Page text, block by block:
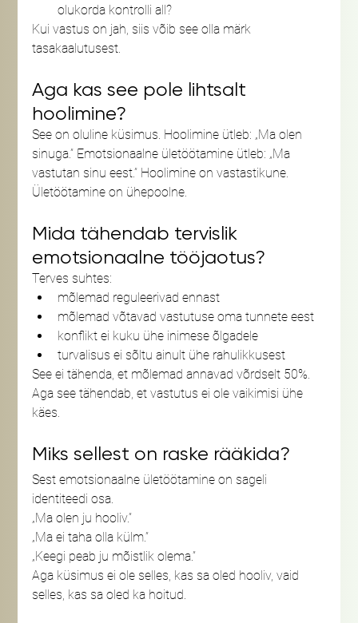
olukorda kontrolli all?
Kui vastus on jah, siis võib see olla märk
tasakaalutusest.
Aga kas see pole lihtsalt
hoolimine?
See on oluline küsimus. Hoolimine ütleb: „Ma olen
sinuga.” Emotsionaalne ületöötamine ütleb: „Ma
vastutan sinu eest.” Hoolimine on vastastikune.
Ületöötamine on ühepoolne.
Mida tähendab tervislik
emotsionaalne tööjaotus?
Terves suhtes:
mõlemad reguleerivad ennast
mõlemad võtavad vastutuse oma tunnete eest
konflikt ei kuku ühe inimese õlgadele
turvalisus ei sõltu ainult ühe rahulikkusest
See ei tähenda, et mõlemad annavad võrdselt 50%.
Aga see tähendab, et vastutus ei ole vaikimisi ühe
käes.
Miks sellest on raske rääkida?
Sest emotsionaalne ületöötamine on sageli
identiteedi osa.
„Ma olen ju hooliv.”
„Ma ei taha olla külm.”
„Keegi peab ju mõistlik olema.”
Aga küsimus ei ole selles, kas sa oled hooliv, vaid
selles, kas sa oled ka hoitud.